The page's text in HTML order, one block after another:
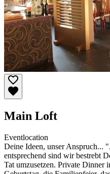
Main Loft
Eventlocation
Deine Ideen, unser Anspruch...
entsprechend sind wir bestrebt
Tat umzusetzen. Private Dinner